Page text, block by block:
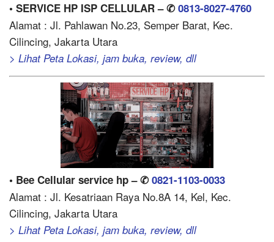
• SERVICE HP ISP CELLULAR – ✆0813-8027-4760
Alamat : Jl. Pahlawan No.23, Semper Barat, Kec.
Cilincing, Jakarta Utara
> Lihat Peta Lokasi, jam buka, review, dll
• Bee Cellular service hp – ✆0821-1103-0033
Alamat : Jl. Kesatriaan Raya No.8A 14, Kel, Kec.
Cilincing, Jakarta Utara
> Lihat Peta Lokasi, jam buka, review, dll